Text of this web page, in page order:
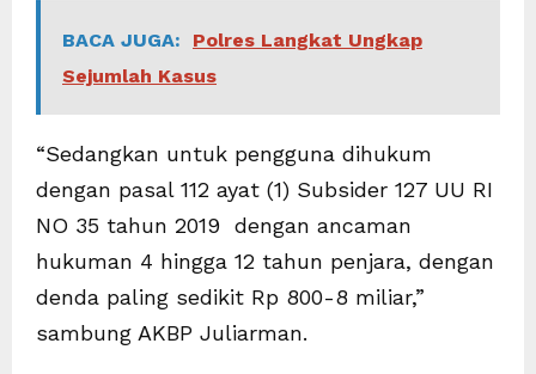
BACA JUGA:
Polres Langkat Ungkap
Sejumlah Kasus
“Sedangkan untuk pengguna dihukum
dengan pasal 112 ayat (1) Subsider 127 UU RI
NO 35 tahun 2019 dengan ancaman
hukuman 4 hingga 12 tahun penjara, dengan
denda paling sedikit Rp 800-8 miliar,”
sambung AKBP Juliarman.